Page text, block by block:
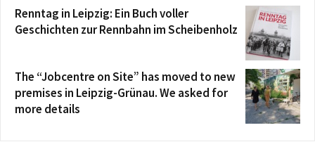
Renntag in Leipzig: Ein Buch voller
Geschichten zur Rennbahn im Scheibenholz
The “Jobcentre on Site” has moved to new
premises in Leipzig-Grünau. We asked for
more details